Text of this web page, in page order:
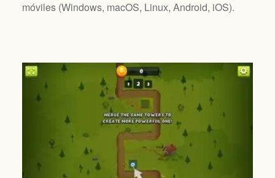
móviles (Windows, macOS, Linux, Android, iOS).